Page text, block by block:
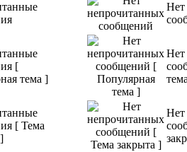
Нет
[
тема ]
Нет
[ Тема
Нет